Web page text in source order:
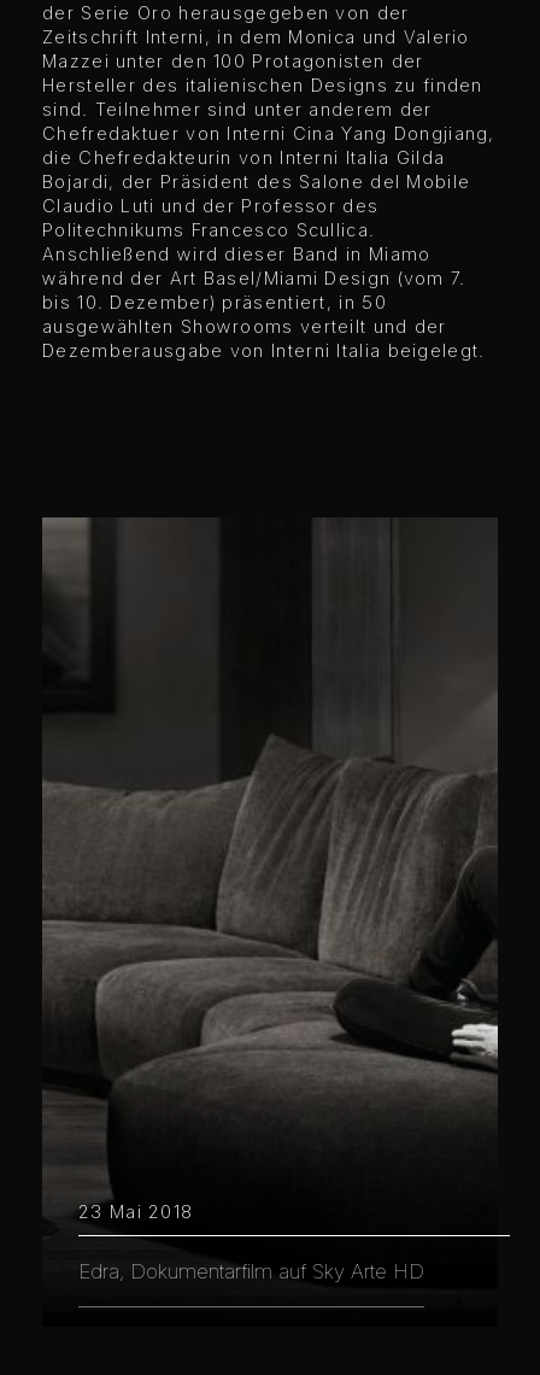
der Serie Oro herausgegeben von der
Zeitschrift Interni, in dem Monica und Valerio
Mazzei unter den 100 Protagonisten der
Hersteller des italienischen Designs zu finden
sind. Teilnehmer sind unter anderem der
Chefredaktuer von Interni Cina Yang Dongjiang,
die Chefredakteurin von Interni Italia Gilda
Bojardi, der Präsident des Salone del Mobile
Claudio Luti und der Professor des
Politechnikums Francesco Scullica.
Anschließend wird dieser Band in Miamo
während der Art Basel/Miami Design (vom 7.
bis 10. Dezember) präsentiert, in 50
ausgewählten Showrooms verteilt und der
Dezemberausgabe von Interni Italia beigelegt.
23 Mai 2018
Edra, Dokumentarfilm auf Sky Arte HD